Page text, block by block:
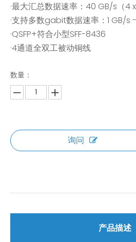
·最大汇总数据速率：40 GB/s（4 x
·支持多数gabit数据速率：1 GB/s
·QSFP+符合小型SFF-8436
·4通道全双工被动铜线
数量：
询问
产品描述